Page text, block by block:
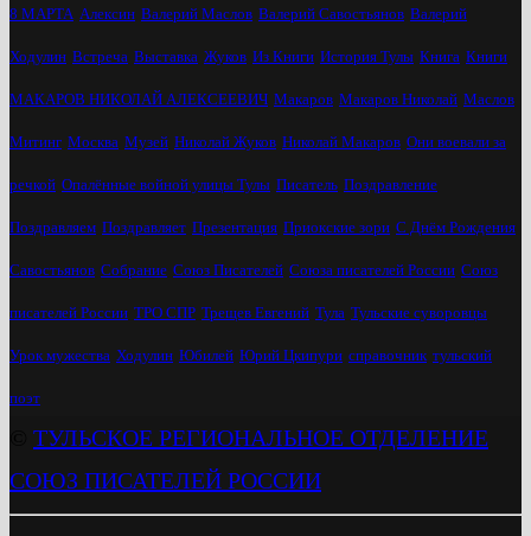
8 МАРТА Алексин Валерий Маслов Валерий Савостьянов Валерий
Ходулин Встреча Выставка Жуков Из Книги История Тулы Книга Книги
МАКАРОВ НИКОЛАЙ АЛЕКСЕЕВИЧ Макаров Макаров Николай Маслов
Митинг Москва Музей Николай Жуков Николай Макаров Они воевали за
речкой Опалённые войной улицы Тулы Писатель Поздравление
Поздравляем Поздравляет Презентация Приокские зори С Днём Рождения
Савостьянов Собрание Союз Писателей Союза писателей России Союз
писателей России ТРО СПР Трещев Евгений Тула Тульские суворовцы
Урок мужества Ходулин Юбилей Юрий Цкипури справочник тульский
поэт
ТУЛЬСКОЕ РЕГИОНАЛЬНОЕ ОТДЕЛЕНИЕ
СОЮЗ ПИСАТЕЛЕЙ РОССИИ